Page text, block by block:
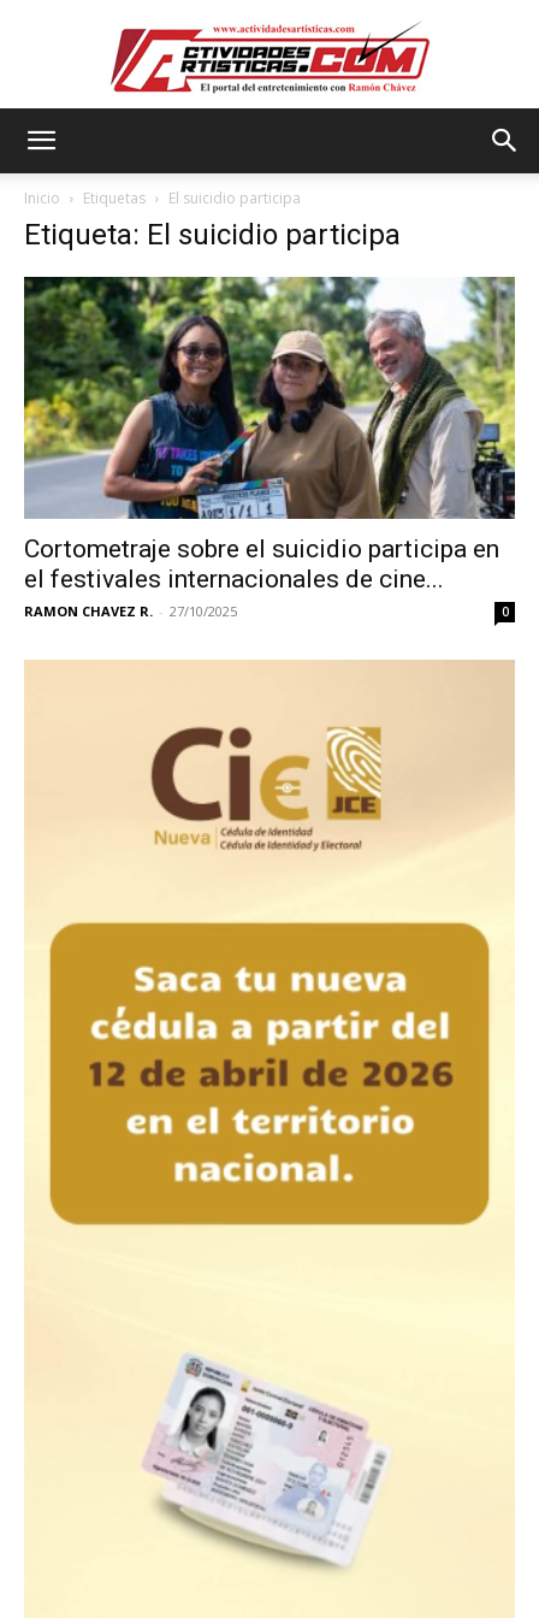
Inicio Etiquetas El suicidio participa
Etiqueta: El suicidio participa
Cortometraje sobre el suicidio participa en
el festivales internacionales de cine...
RAMON CHAVEZ R. - 27/10/2025 0